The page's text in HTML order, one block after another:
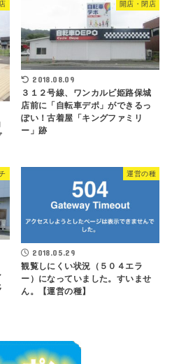
開店・閉店
2018.08.09
３１２号線、ワンカルビ姫路保城
店前に「自転車デポ」ができるっ
ぽい！古着屋「キングファミリ
ー」跡
運営の種
2018.05.29
観覧しにくい状況（５０４エラ
ー）になっていました。すいませ
ん。【運営の種】